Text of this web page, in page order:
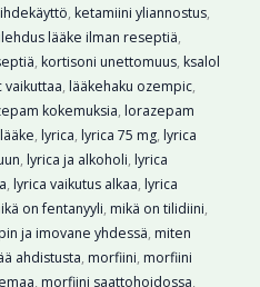
, ketamiini yliannostus,
lääke ilman reseptiä,
, kortisoni unettomuus, ksalol
vaikuttaa, lääkehaku ozempic,
kokemuksia, lorazepam
, lyrica, lyrica 75 mg, lyrica
, lyrica ja alkoholi, lyrica
, lyrica vaikutus alkaa, lyrica
on fentanyyli, mikä on tilidiini,
ja imovane yhdessä, miten
ahdistusta, morfiini, morfiini
, morfiini saattohoidossa,